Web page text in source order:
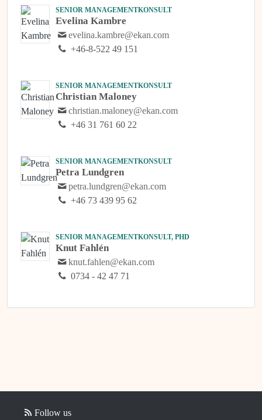
SENIOR MANAGEMENTKONSULT
Evelina Kambre
evelina.kambre@ekan.com
+46-8-522 49 151
SENIOR MANAGEMENTKONSULT
Christian Maloney
christian.maloney@ekan.com
+46 31 761 60 22
SENIOR MANAGEMENTKONSULT
Petra Lundgren
petra.lundgren@ekan.com
+46 73 439 95 62
SENIOR MANAGEMENTKONSULT, PHD
Knut Fahlén
knut.fahlen@ekan.com
0734 - 42 47 71
Follow us